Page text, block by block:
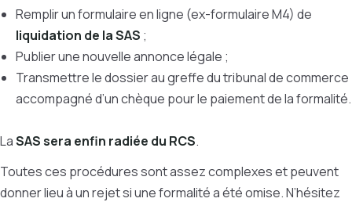
Remplir un formulaire en ligne (ex-formulaire M4) de
liquidation de la SAS ;
Publier une nouvelle annonce légale ;
Transmettre le dossier au greffe du tribunal de commerce
accompagné d’un chèque pour le paiement de la formalité.
LaSAS sera enfin radiée du RCS.
Toutes ces procédures sont assez complexes et peuvent
donner lieu à un rejet si une formalité a été omise. N’hésitez